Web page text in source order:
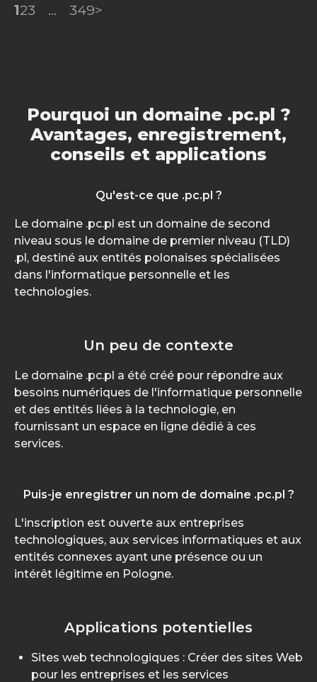
123 ... 349>
Pourquoi un domaine .pc.pl ?
Avantages, enregistrement,
conseils et applications
Qu'est-ce que .pc.pl ?
Le domaine .pc.pl est un domaine de second
niveau sous le domaine de premier niveau (TLD)
.pl, destiné aux entités polonaises spécialisées
dans l'informatique personnelle et les
technologies.
Un peu de contexte
Le domaine .pc.pl a été créé pour répondre aux
besoins numériques de l'informatique personnelle
et des entités liées à la technologie, en
fournissant un espace en ligne dédié à ces
services.
Puis-je enregistrer un nom de domaine .pc.pl ?
L'inscription est ouverte aux entreprises
technologiques, aux services informatiques et aux
entités connexes ayant une présence ou un
intérêt légitime en Pologne.
Applications potentielles
Sites web technologiques : Créer des sites Web
pour les entreprises et les services